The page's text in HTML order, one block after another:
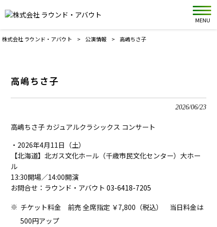
MENU
株式会社 ラウンド・アバウト > 公演情報 > 高嶋ちさ子
高嶋ちさ子
2026/06/23
高嶋ちさ子 カジュアルクラシックス コンサート
・2026年4月11日（土）
【北海道】北ガス文化ホール（千歳市民文化センター）大ホー
ル
13:30開場／14:00開演
お問合せ：ラウンド・アバウト03-6418-7205
チケット料金 前売 全席指定 ￥7,800（税込） 当日料金は
500円アップ